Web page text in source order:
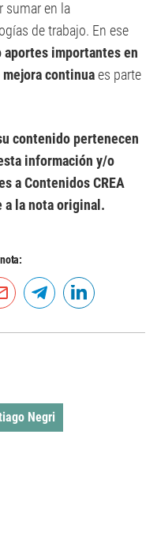
sumar en la
de trabajo. En ese
aportes importantes en
continuaes parte
contenido pertenecen
información y/o
a Contenidos CREA
a la nota original.
Negri